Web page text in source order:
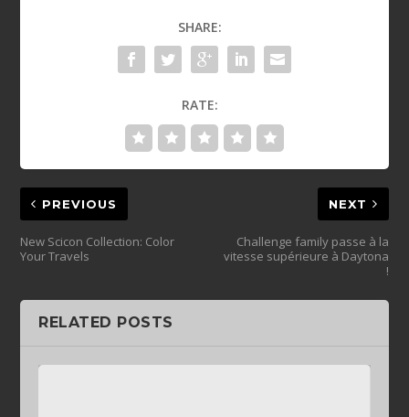
SHARE:
RATE:
PREVIOUS
New Scicon Collection: Color
Your Travels
NEXT
Challenge family passe à la
vitesse supérieure à Daytona
!
RELATED POSTS